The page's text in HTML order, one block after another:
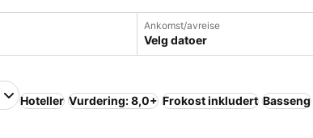
Ankomst/avreise
Velg datoer
Hoteller Vurdering: 8,0+ Frokost inkludert Basseng